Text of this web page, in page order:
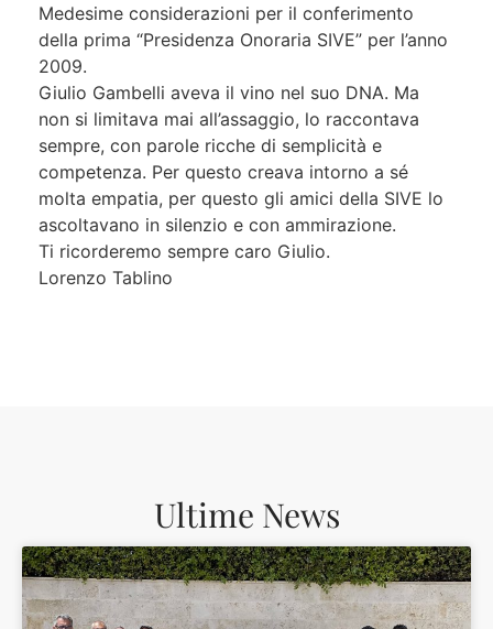
Medesime considerazioni per il conferimento
della prima “Presidenza Onoraria SIVE” per l’anno
2009.
Giulio Gambelli aveva il vino nel suo DNA. Ma
non si limitava mai all’assaggio, lo raccontava
sempre, con parole ricche di semplicità e
competenza. Per questo creava intorno a sé
molta empatia, per questo gli amici della SIVE lo
ascoltavano in silenzio e con ammirazione.
Ti ricorderemo sempre caro Giulio.
Lorenzo Tablino
Ultime News